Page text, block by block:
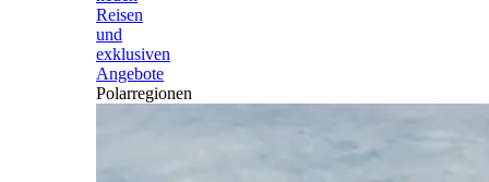
Reisen
und
exklusiven
Angebote
Polarregionen